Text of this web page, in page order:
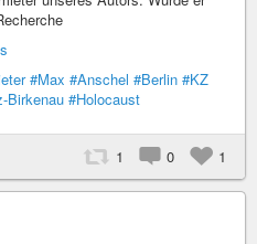
#Max #Anschel #Berlin #KZ
Birkenau #Holocaust
1 0 1